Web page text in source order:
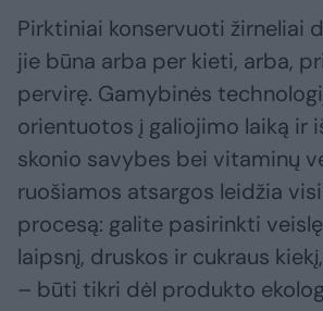
Pirktiniai konservuoti žirneliai
jie būna arba per kieti, arba,
pervirę. Gamybinės
orientuotos į galiojimo laiką ir
skonio savybes bei vitaminų
ruošiamos atsargos leidžia
procesą: galite pasirinkti
laipsnį, druskos ir cukraus
– būti tikri dėl produkto